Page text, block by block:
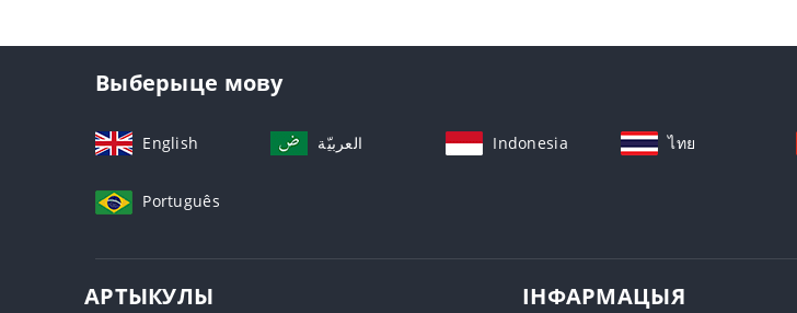
Выберыце мову
English العربيّة Indonesia ไทย
Português
АРТЫКУЛЫ ІНФАРМАЦЫЯ